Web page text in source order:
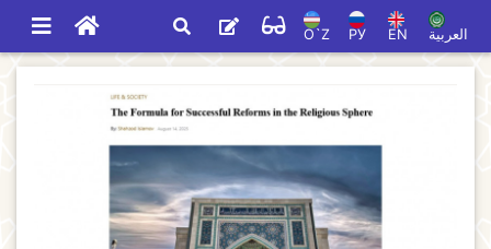
O`Z РУ EN العربية